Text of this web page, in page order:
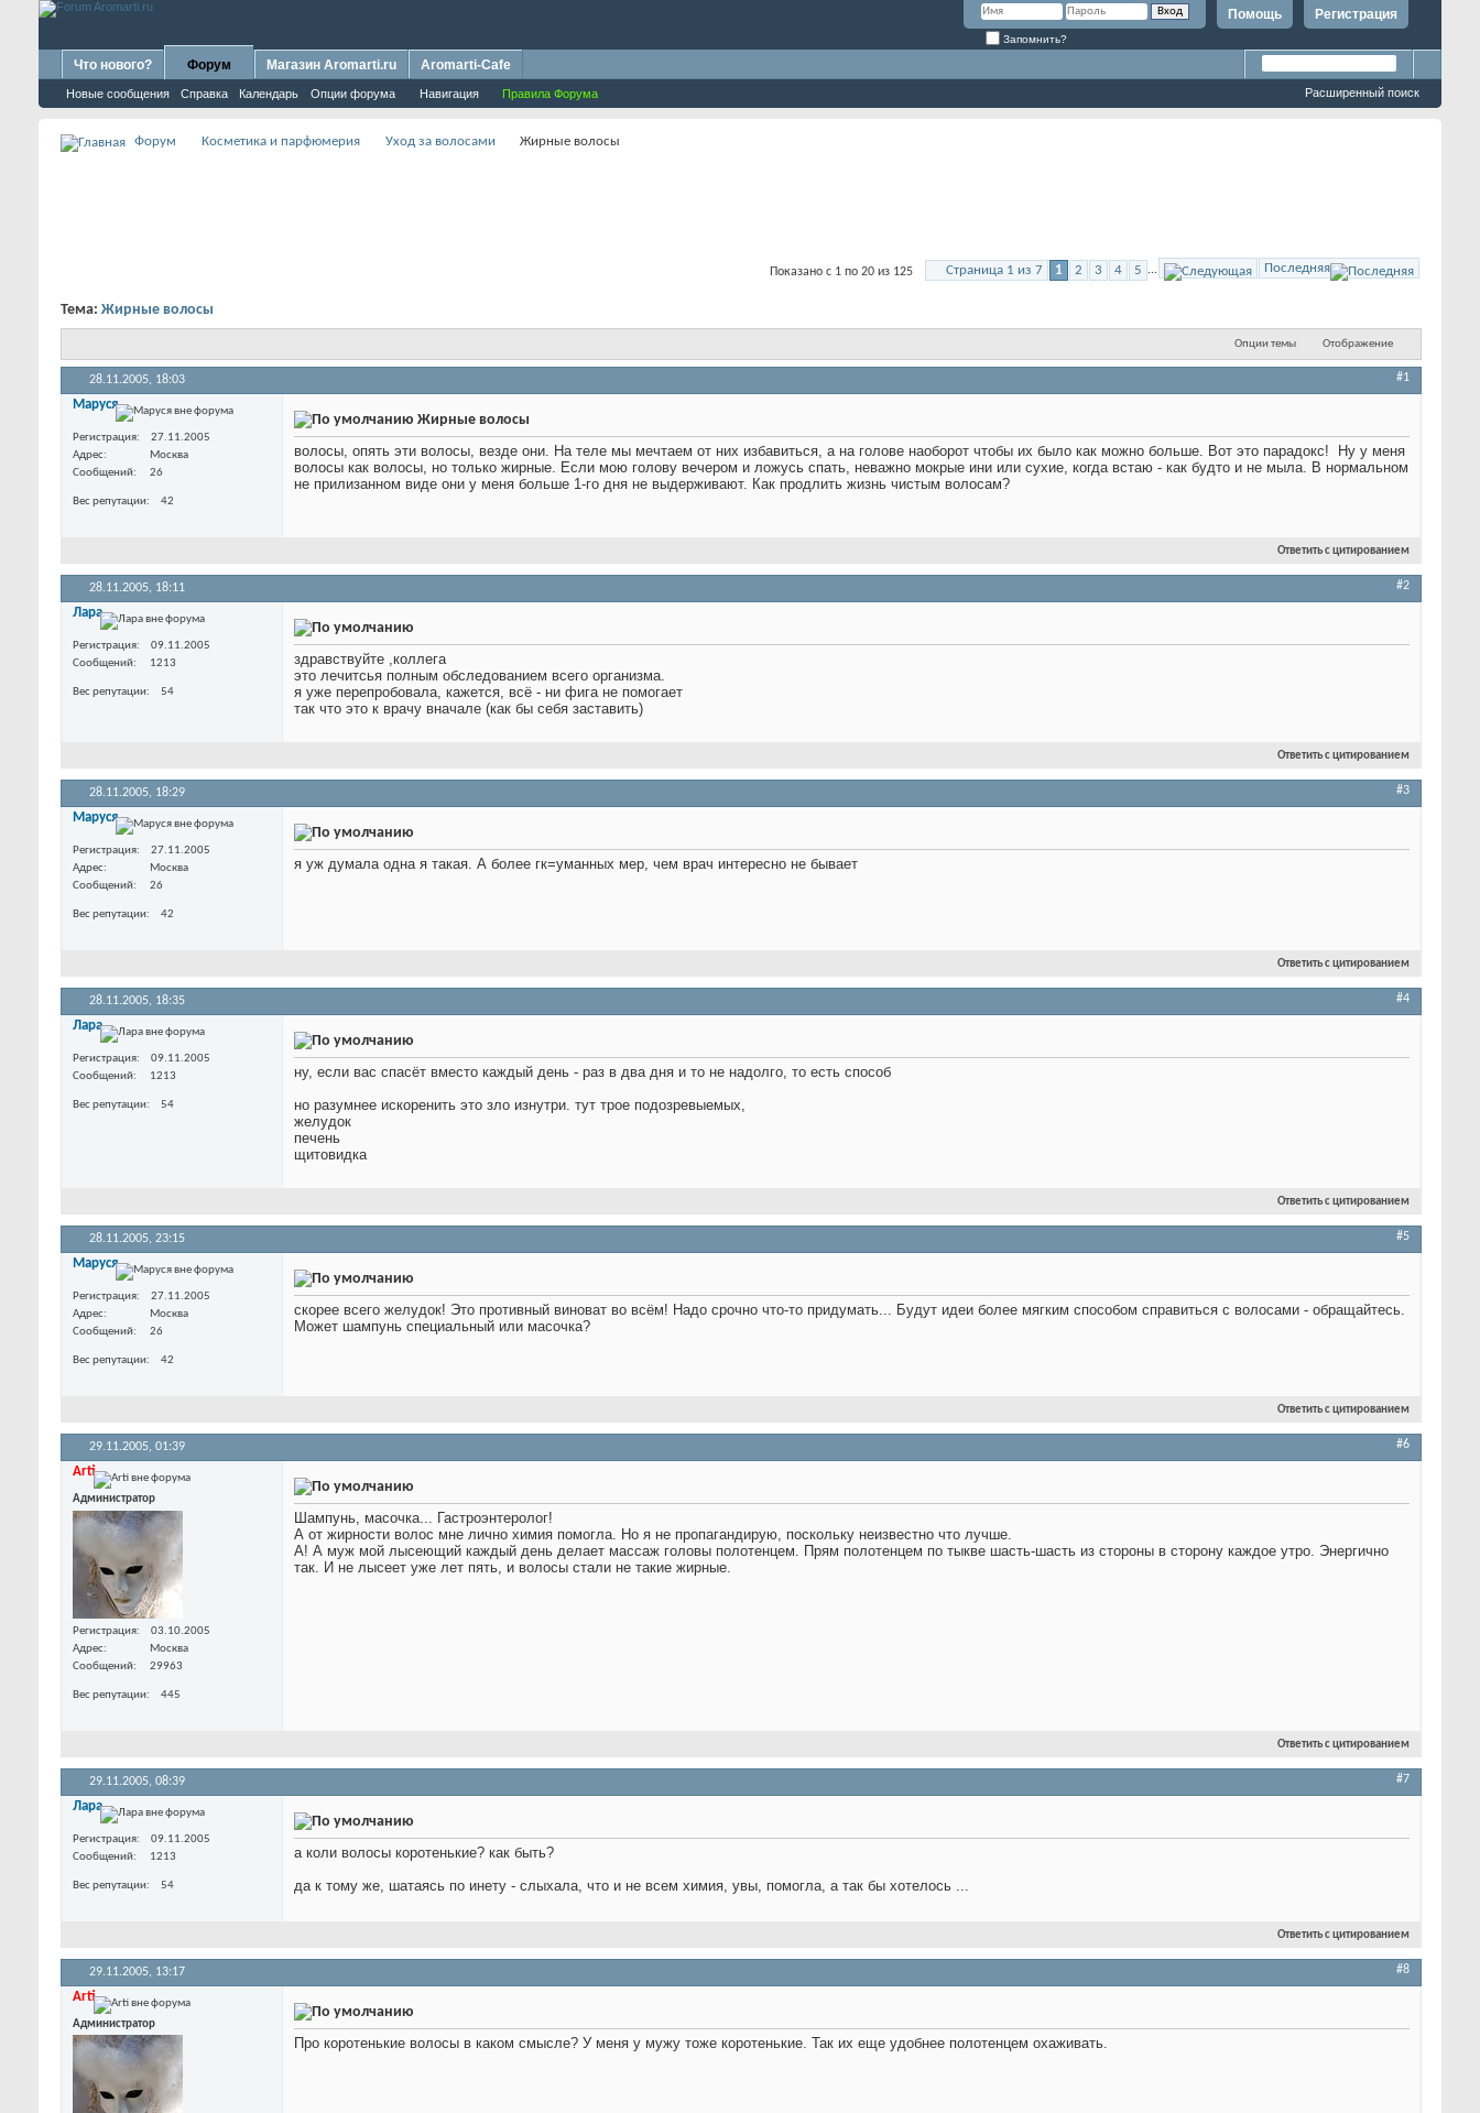
Регистрация
Помощь
Запомнить?
Что нового? Форум
Новые сообщения Справка Календарь Опции форума Навигация Правила Форума
Магазин Aromarti.ru Aromarti-Cafe
Расширенный поиск
Форум Косметика и парфюмерия Уход за волосами Жирные волосы
Страница 1 из 7 1 2 3 4 5 ... Последняя
Показано с 1 по 20 из 125
Тема: Жирные волосы
Опции темы Отображение
28.11.2005, 18:03 #1
Маруся
Регистрация
27.11.2005
Адрес
Москва
Сообщений
26
Вес репутации 42
Жирные волосы
волосы, опять эти волосы, везде они. На теле мы мечтаем от них избавиться, а на голове наоборот чтобы их было как можно больше. Вот это парадокс!
Ну у меня
волосы как волосы, но только жирные. Если мою голову вечером и ложусь спать, неважно мокрые ини или сухие, когда встаю - как будто и не мыла. В нормальном
не прилизанном виде они у меня больше 1-го дня не выдерживают. Как продлить жизнь чистым волосам?
Ответить с цитированием
28.11.2005, 18:11 #2
Лара
Регистрация
09.11.2005
Сообщений
1213
Вес репутации 54
здравствуйте ,коллега
это лечитсья полным обследованием всего организма.
я уже перепробовала, кажется, всё - ни фига не помогает
так что это к врачу вначале (как бы себя заставить)
Ответить с цитированием
28.11.2005, 18:29 #3
Маруся
Регистрация
27.11.2005
Адрес
Москва
Сообщений
26
Вес репутации 42
я уж думала одна я такая. А более гк=уманных мер, чем врач интересно не бывает
Ответить с цитированием
28.11.2005, 18:35 #4
Лара
Регистрация
09.11.2005
Сообщений
1213
Вес репутации 54
ну, если вас спасёт вместо каждый день - раз в два дня и то не надолго, то есть способ
но разумнее искоренить это зло изнутри. тут трое подозревыемых,
желудок
печень
щитовидка
Ответить с цитированием
28.11.2005, 23:15 #5
Маруся
Регистрация
27.11.2005
Адрес
Москва
Сообщений
26
Вес репутации 42
скорее всего желудок! Это противный виноват во всём! Надо срочно что-то придумать... Будут идеи более мягким способом справиться с волосами - обращайтесь.
Может шампунь специальный или масочка?
Ответить с цитированием
29.11.2005, 01:39 #6
Arti
Администратор
Регистрация
03.10.2005
Адрес
Москва
Сообщений
29963
Вес репутации 445
Шампунь, масочка... Гастроэнтеролог!
А от жирности волос мне лично химия помогла. Но я не пропагандирую, поскольку неизвестно что лучше.
А! А муж мой лысеющий каждый день делает массаж головы полотенцем. Прям полотенцем по тыкве шасть-шасть из стороны в сторону каждое утро. Энергично
так. И не лысеет уже лет пять, и волосы стали не такие жирные.
Ответить с цитированием
29.11.2005, 08:39 #7
Лара
Регистрация
09.11.2005
Сообщений
1213
Вес репутации 54
а коли волосы коротенькие? как быть?
да к тому же, шатаясь по инету - слыхала, что и не всем химия, увы, помогла, а так бы хотелось ...
Ответить с цитированием
29.11.2005, 13:17 #8
Arti
Администратор
Про коротенькие волосы в каком смысле? У меня у мужу тоже коротенькие. Так их еще удобнее полотенцем охаживать.